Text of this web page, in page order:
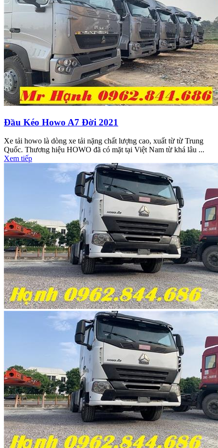
Đầu Kéo Howo A7 Đời 2021
Xe tải howo là dòng xe tải nặng chất lượng cao, xuất từ từ Trung
Quốc. Thương hiệu HOWO đã có mặt tại Việt Nam từ khá lâu ...
Xem tiếp